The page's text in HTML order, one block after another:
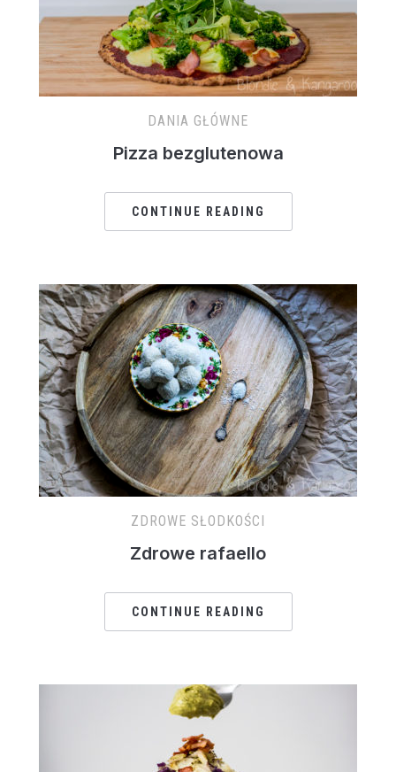
DANIA GŁÓWNE
Pizza bezglutenowa
CONTINUE READING
ZDROWE SŁODKOŚCI
Zdrowe rafaello
CONTINUE READING